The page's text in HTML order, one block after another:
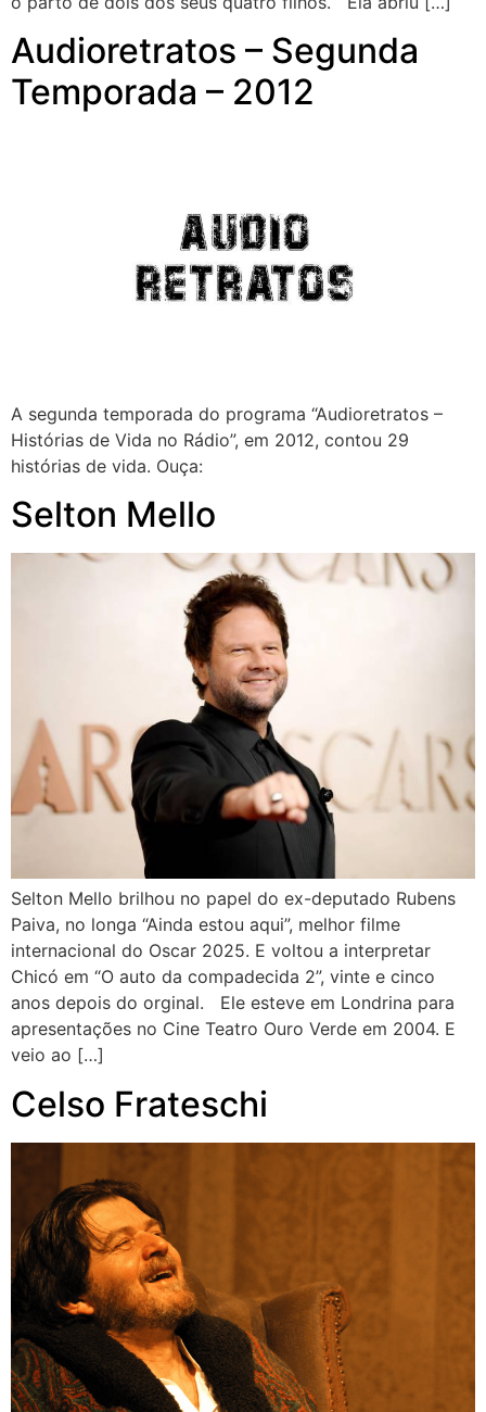
Audioretratos – Segunda
Temporada – 2012
A segunda temporada do programa “Audioretratos –
Histórias de Vida no Rádio”, em 2012, contou 29
histórias de vida. Ouça:
Selton Mello
Selton Mello brilhou no papel do ex-deputado Rubens
Paiva, no longa “Ainda estou aqui”, melhor filme
internacional do Oscar 2025. E voltou a interpretar
Chicó em “O auto da compadecida 2”, vinte e cinco
anos depois do orginal. Ele esteve em Londrina para
apresentações no Cine Teatro Ouro Verde em 2004. E
veio ao […]
Celso Frateschi